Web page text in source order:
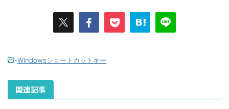
-Windowsショートカットキー
関連記事